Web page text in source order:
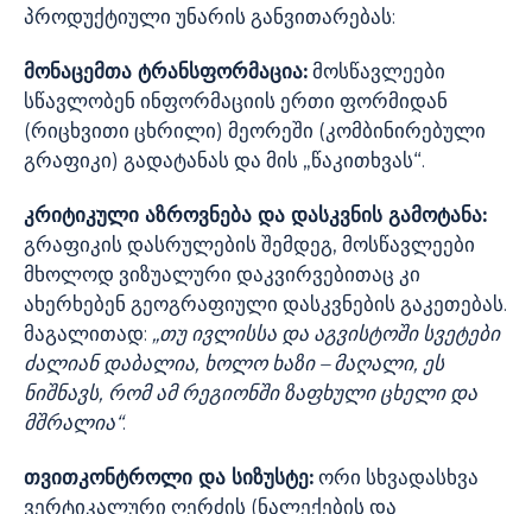
პროდუქტიული უნარის განვითარებას:
მონაცემთა ტრანსფორმაცია: მოსწავლეები
სწავლობენ ინფორმაციის ერთი ფორმიდან
(რიცხვითი ცხრილი) მეორეში (კომბინირებული
გრაფიკი) გადატანას და მის „წაკითხვას“.
კრიტიკული აზროვნება და დასკვნის გამოტანა:
გრაფიკის დასრულების შემდეგ, მოსწავლეები
მხოლოდ ვიზუალური დაკვირვებითაც კი
ახერხებენ გეოგრაფიული დასკვნების გაკეთებას.
მაგალითად: „თუ ივლისსა და აგვისტოში სვეტები
ძალიან დაბალია, ხოლო ხაზი – მაღალი, ეს
ნიშნავს, რომ ამ რეგიონში ზაფხული ცხელი და
მშრალია“.
თვითკონტროლი და სიზუსტე: ორი სხვადასხვა
ვერტიკალური ღერძის (ნალექების და